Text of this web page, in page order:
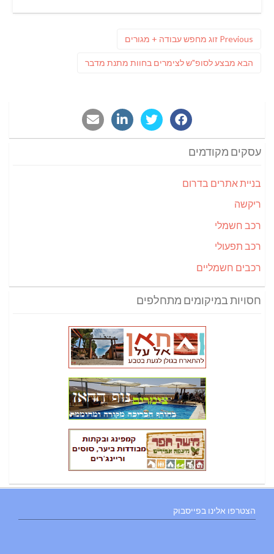
Previous
Previous
זוג מחפש עבודה + מגורים
הבא פוסט
מבצע לסופ"ש לצימרים בחוות מתנת מדבר
עסקים מקודמים
בניית אתרים בדרום
ריקשה
רכב חשמלי
רכב תפעולי
רכבים חשמליים
חסויות במיקומים מתחלפים
הצטרפו אלינו בפייסבוק